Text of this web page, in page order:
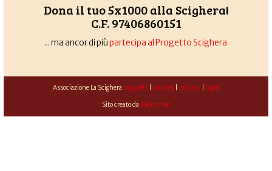
Dona il tuo 5x1000 alla Scighera!
C.F. 97406860151
... ma ancor di piùpartecipa al Progetto Scighera
Associazione La Scighera copyleft| cookies| privacy| login
Sito creato da Alekos.net